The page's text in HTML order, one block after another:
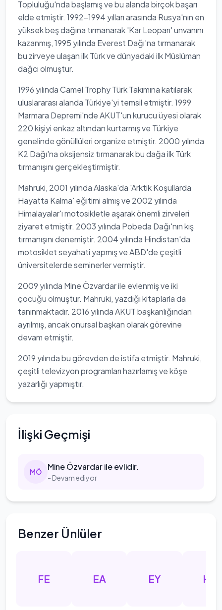
Topluluğu'nda başlamış ve bu alanda birçok başarı
elde etmiştir. 1992-1994 yılları arasında Rusya'nın en
yüksek beş dağına tırmanarak 'Kar Leoparı' unvanını
kazanmış, 1995 yılında Everest Dağı'na tırmanarak
bu zirveye ulaşan ilk Türk ve dünyadaki ilk Müslüman
dağcı olmuştur.
1996 yılında Camel Trophy Türk Takımına katılarak
uluslararası alanda Türkiye'yi temsil etmiştir. 1999
Marmara Depremi'nde AKUT'un kurucu üyesi olarak
220 kişiyi enkaz altından kurtarmış ve Türkiye
genelinde gönüllüleri organize etmiştir. 2000 yılında
K2 Dağı'na oksijensiz tırmanarak bu dağa ilk Türk
tırmanışını gerçekleştirmiştir.
Mahruki, 2001 yılında Alaska'da 'Arktik Koşullarda
Hayatta Kalma' eğitimi almış ve 2002 yılında
Himalayalar'ı motosikletle aşarak önemli zirveleri
ziyaret etmiştir. 2003 yılında Pobeda Dağı'nın kış
tırmanışını denemiştir. 2004 yılında Hindistan'da
motosiklet seyahati yapmış ve ABD'de çeşitli
üniversitelerde seminerler vermiştir.
2009 yılında Mine Özvardar ile evlenmiş ve iki
çocuğu olmuştur. Mahruki, yazdığı kitaplarla da
tanınmaktadır. 2016 yılında AKUT başkanlığından
ayrılmış, ancak onursal başkan olarak görevine
devam etmiştir.
2019 yılında bu görevden de istifa etmiştir. Mahruki,
çeşitli televizyon programları hazırlamış ve köşe
yazarlığı yapmıştır.
İlişki Geçmişi
MÖ MineÖzvardar ile evlidir.
- Devam ediyor
Benzer Ünlüler
FE EA EY HG